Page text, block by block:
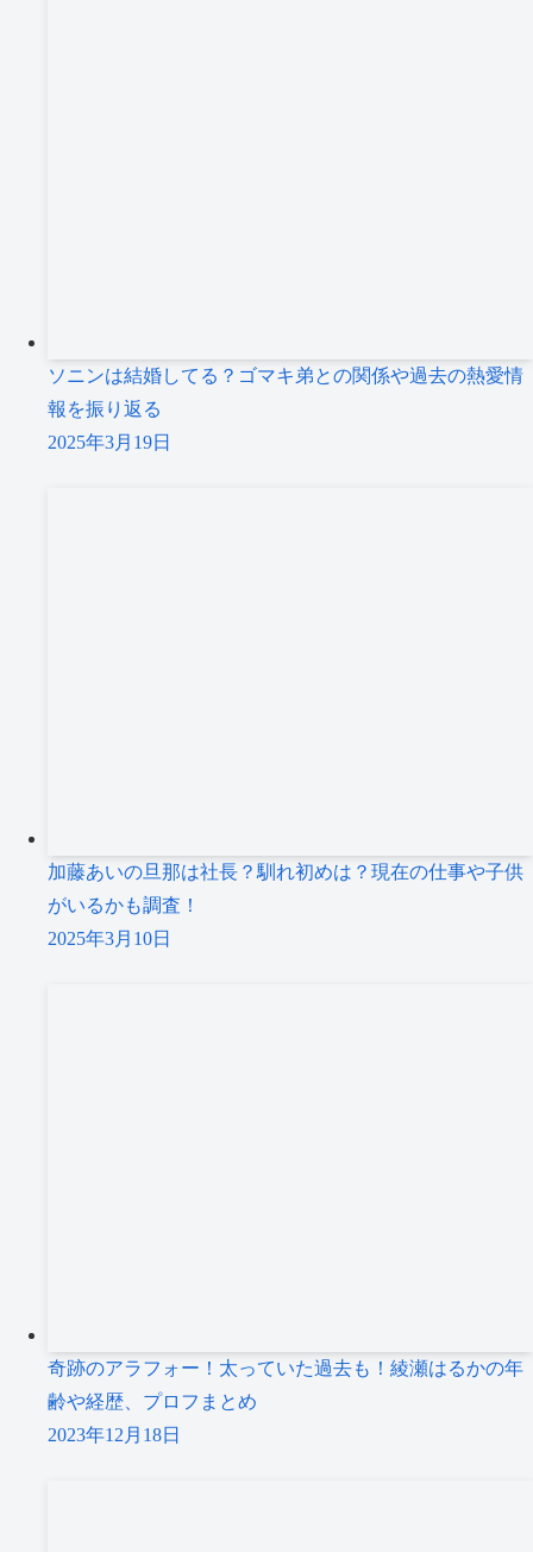
ソニンは結婚してる？ゴマキ弟との関係や過去の熱愛情
報を振り返る
2025年3月19日
加藤あいの旦那は社長？馴れ初めは？現在の仕事や子供
がいるかも調査！
2025年3月10日
奇跡のアラフォー！太っていた過去も！綾瀬はるかの年
齢や経歴、プロフまとめ
2023年12月18日